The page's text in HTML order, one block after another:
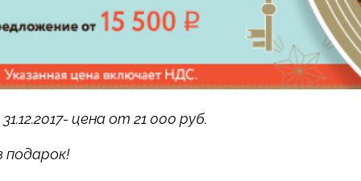
цена от 21 000 руб.
подарок!